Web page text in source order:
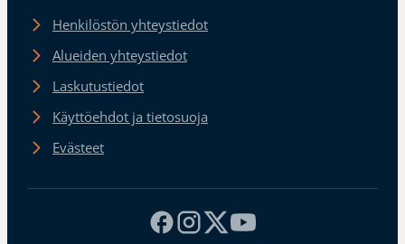
Henkilöstön yhteystiedot
Alueiden yhteystiedot
Laskutustiedot
Käyttöehdot ja tietosuoja
Evästeet